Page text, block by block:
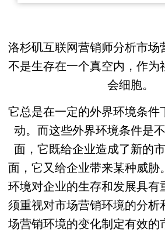
洛杉矶互联网营销师分析市场
不是生存在一个真空内，作为
会细胞。
它总是在一定的外界环境条件
动。而这些外界环境条件是
面，它既给企业造成了新的
面，它又给企业带来某种威胁
环境对企业的生存和发展具有
须重视对市场营销环境的分析
场营销环境的变化制定有效的